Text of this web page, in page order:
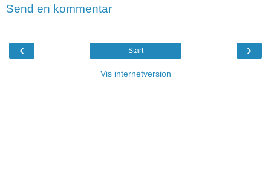
Send en kommentar
‹ ›
Start
Vis internetversion